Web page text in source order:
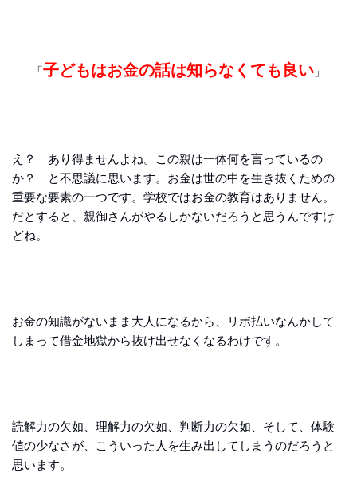
「子どもはお金の話は知らなくても良い 」
え？ あり得ませんよね。この親は一体何を言っているの
か？ と不思議に思います。お金は世の中を生き抜くための
重要な要素の一つです。学校ではお金の教育はありません。
だとすると、親御さんがやるしかないだろうと思うんですけ
どね。
お金の知識がないまま大人になるから、リボ払いなんかして
しまって借金地獄から抜け出せなくなるわけです。
読解力の欠如、理解力の欠如、判断力の欠如、そして、体験
値の少なさが、こういった人を生み出してしまうのだろうと
思います。